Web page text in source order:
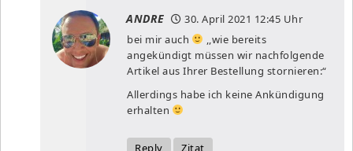
ANDRE 30. April 2021 12:45 Uhr
bei mir auch
,,wie bereits
angekündigt müssen wir nachfolgende
Artikel aus Ihrer Bestellung stornieren:“
Allerdings habe ich keine Ankündigung
erhalten
Reply Zitat